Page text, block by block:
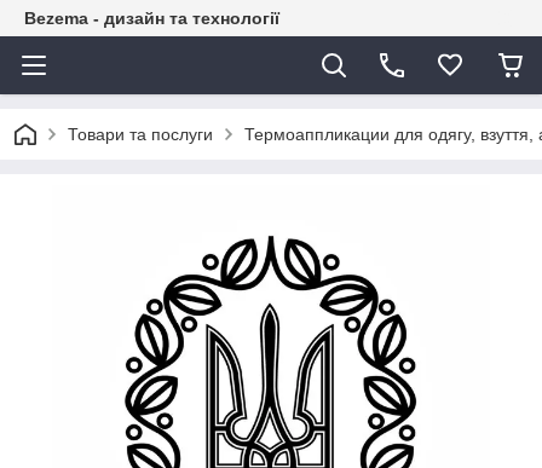
Bezema - дизайн та технології
Товари та послуги Термоаппликации для одягу, взуття,